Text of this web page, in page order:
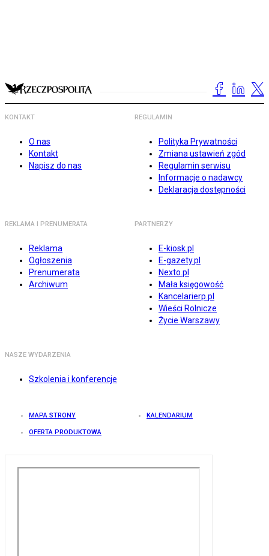
KONTAKT
O nas
Kontakt
Napisz do nas
REGULAMIN
Polityka Prywatności
Zmiana ustawień zgód
Regulamin serwisu
Informacje o nadawcy
Deklaracja dostępności
REKLAMA I PRENUMERATA
Reklama
Ogłoszenia
Prenumerata
Archiwum
PARTNERZY
E-kiosk.pl
E-gazety.pl
Nexto.pl
Mała księgowość
Kancelarierp.pl
Wieści Rolnicze
Życie Warszawy
NASZE WYDARZENIA
Szkolenia i konferencje
MAPA STRONY KALENDARIUM
OFERTA PRODUKTOWA